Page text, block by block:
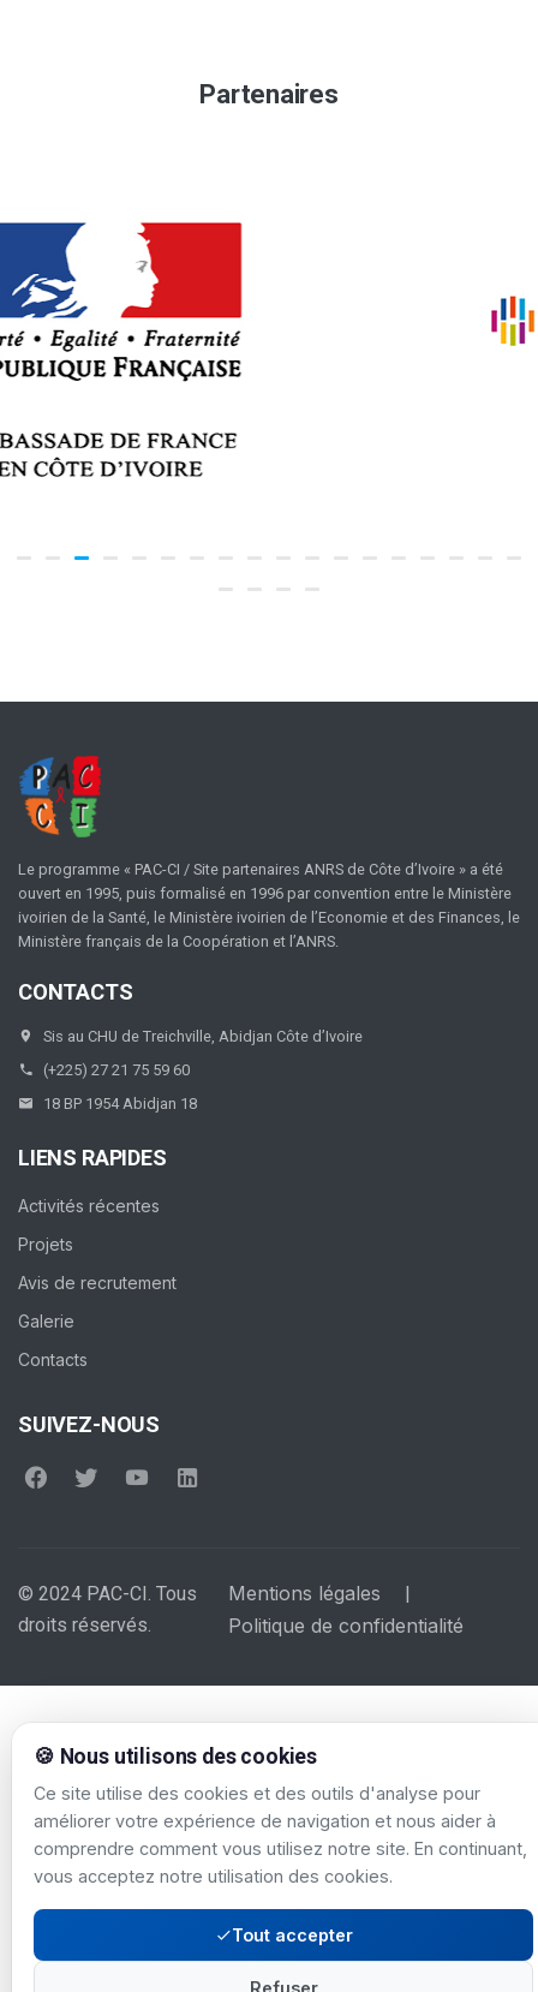
Partenaires
Le programme « PAC-CI / Site partenaires ANRS de Côte d’Ivoire » a été
ouvert en 1995, puis formalisé en 1996 par convention entre le Ministère
ivoirien de la Santé, le Ministère ivoirien de l’Economie et des Finances, le
Ministère français de la Coopération et l’ANRS.
CONTACTS
Sis au CHU de Treichville, Abidjan Côte d’Ivoire
(+225) 27 21 75 59 60
18 BP 1954 Abidjan 18
LIENS RAPIDES
Activités récentes
Projets
Avis de recrutement
Galerie
Contacts
SUIVEZ-NOUS
© 2024 PAC-CI. Tous
droits réservés.
Mentions légales |
Politique de confidentialité
🍪 Nous utilisons des cookies
Ce site utilise des cookies et des outils d'analyse pour
améliorer votre expérience de navigation et nous aider à
comprendre comment vous utilisez notre site. En continuant,
vous acceptez notre utilisation des cookies.
Tout accepter
Refuser